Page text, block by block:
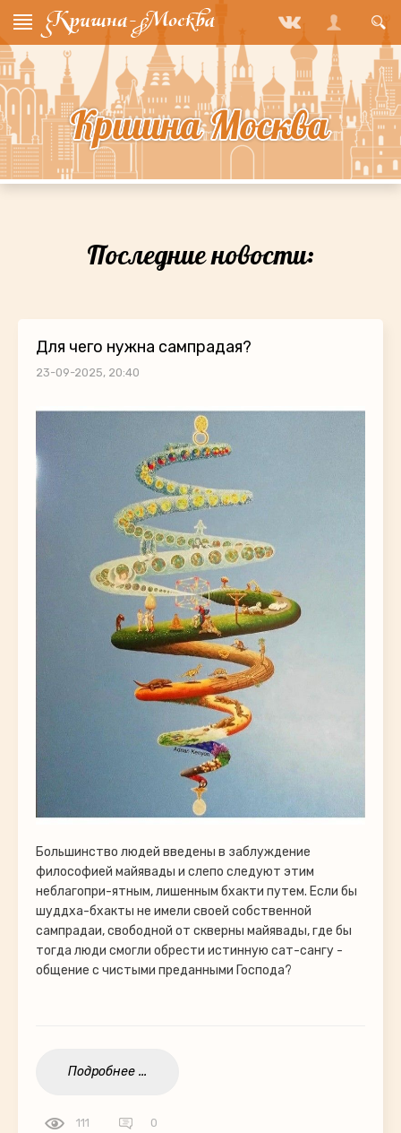
Последние новости:
Для чего нужна сампрадая?
23-09-2025, 20:40
Большинство людей введены в заблуждение
философией майявады и слепо следуют этим
неблагопри-ятным, лишенным бхакти путем. Если бы
шуддха-бхакты не имели своей собственной
сампрадаи, свободной от скверны майявады, где бы
тогда люди смогли обрести истинную сат-сангу -
общение с чистыми преданными Господа?
Подробнее ...
111 0